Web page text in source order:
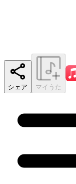
シェア マイうた